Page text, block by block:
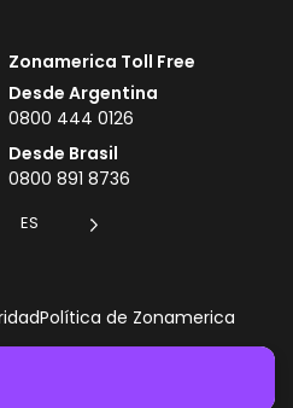
Zonamerica Toll Free
Desde Argentina
0800 444 0126
Desde Brasil
0800 891 8736
ES
Política de Zonamerica